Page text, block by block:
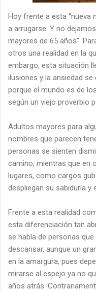
Hoy frente a esta “nueva
a arrugarse. Y no
mayores de 65 años”.
otros una realidad en la
embargo, esta situación
ilusiones y la ansiedad
porque el mundo es de
según un viejo proverbio
Adultos mayores para
nombres que parecen
personas se sienten
camino, mientras que en
lugares, como cargos
despliegan su sabiduría y
Frente a esta realidad
esta diferenciación tan
se habla de personas
descansar, aunque un
en la amargura, pues
mirarse al espejo ya no
años atrás.